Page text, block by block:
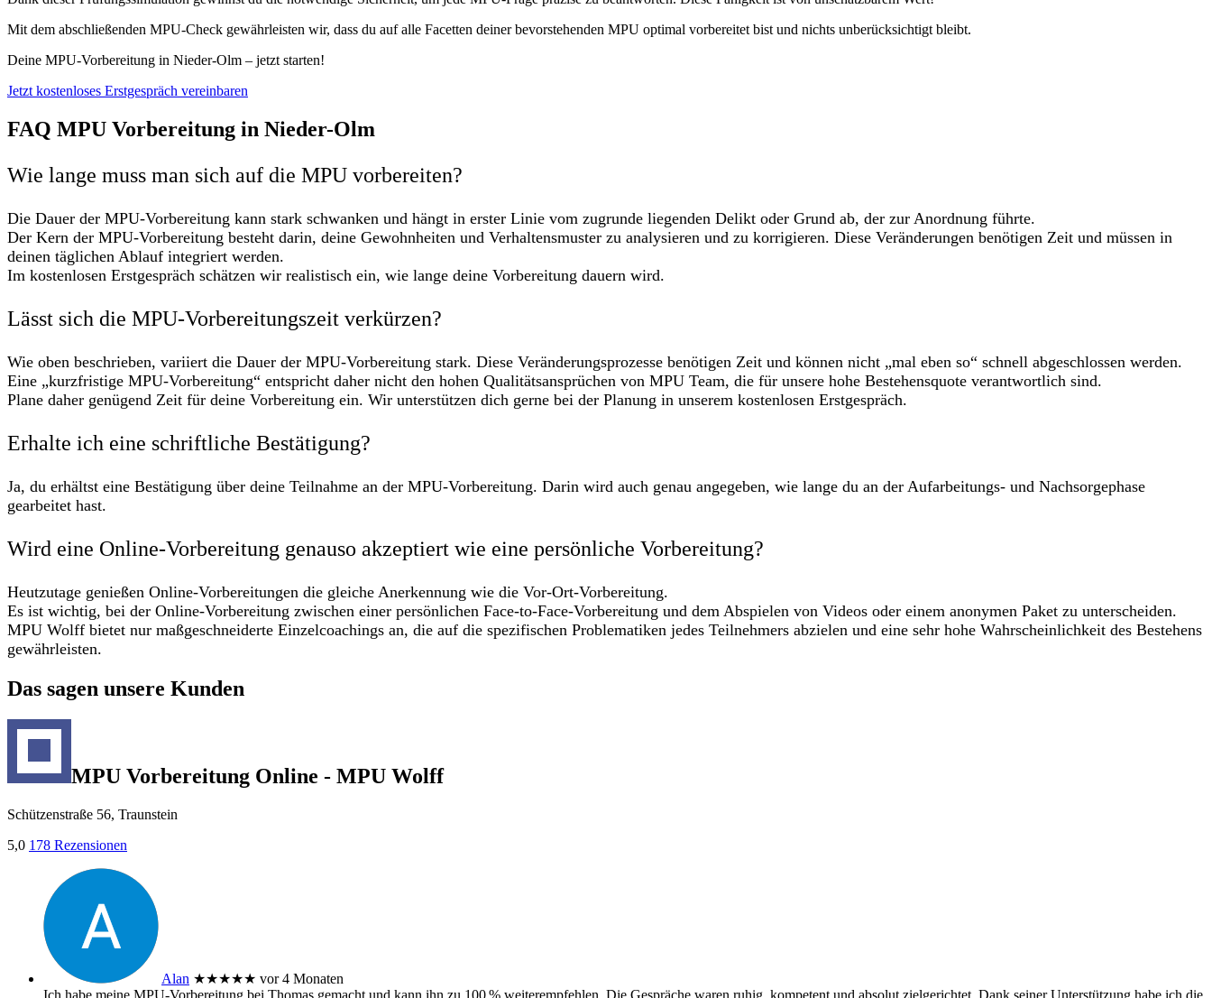
Mit dem abschließenden MPU-Check gewährleisten wir, dass du auf alle Facetten deiner bevorstehenden MPU optimal vorbereitet bist und nichts unberücksichtigt bleibt.
Deine MPU-Vorbereitung in Nieder-Olm – jetzt starten!
Jetzt kostenloses Erstgespräch vereinbaren
FAQ MPU Vorbereitung in Nieder-Olm
Wie lange muss man sich auf die MPU vorbereiten?
Die Dauer der MPU-Vorbereitung kann stark schwanken und hängt in erster Linie vom zugrunde liegenden Delikt oder Grund ab, der zur Anordnung führte.
Der Kern der MPU-Vorbereitung besteht darin, deine Gewohnheiten und Verhaltensmuster zu analysieren und zu korrigieren. Diese Veränderungen benötigen Zeit und müssen in
deinen täglichen Ablauf integriert werden.
Im kostenlosen Erstgespräch schätzen wir realistisch ein, wie lange deine Vorbereitung dauern wird.
Lässt sich die MPU-Vorbereitungszeit verkürzen?
Wie oben beschrieben, variiert die Dauer der MPU-Vorbereitung stark. Diese Veränderungsprozesse benötigen Zeit und können nicht „mal eben so“ schnell abgeschlossen werden.
Eine „kurzfristige MPU-Vorbereitung“ entspricht daher nicht den hohen Qualitätsansprüchen von MPU Team, die für unsere hohe Bestehensquote verantwortlich sind.
Plane daher genügend Zeit für deine Vorbereitung ein. Wir unterstützen dich gerne bei der Planung in unserem kostenlosen Erstgespräch.
Erhalte ich eine schriftliche Bestätigung?
Ja, du erhältst eine Bestätigung über deine Teilnahme an der MPU-Vorbereitung. Darin wird auch genau angegeben, wie lange du an der Aufarbeitungs- und Nachsorgephase
gearbeitet hast.
Wird eine Online-Vorbereitung genauso akzeptiert wie eine persönliche Vorbereitung?
Heutzutage genießen Online-Vorbereitungen die gleiche Anerkennung wie die Vor-Ort-Vorbereitung.
Es ist wichtig, bei der Online-Vorbereitung zwischen einer persönlichen Face-to-Face-Vorbereitung und dem Abspielen von Videos oder einem anonymen Paket zu unterscheiden.
MPU Wolff bietet nur maßgeschneiderte Einzelcoachings an, die auf die spezifischen Problematiken jedes Teilnehmers abzielen und eine sehr hohe Wahrscheinlichkeit des Bestehens
gewährleisten.
Das sagen unsere Kunden
MPU Vorbereitung Online - MPU Wolff
Schützenstraße 56, Traunstein
5,0 178 Rezensionen
Alan ★★★★★ vor 4 Monaten
Ich habe meine MPU‑Vorbereitung bei Thomas gemacht und kann ihn zu 100 % weiterempfehlen. Die Gespräche waren ruhig, kompetent und absolut zielgerichtet. Dank seiner Unterstützung habe ich die